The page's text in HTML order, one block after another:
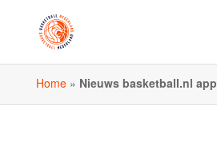
Home» Nieuws basketball.nl app